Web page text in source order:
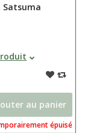
unshiu
à peler.
au panier
épuisé